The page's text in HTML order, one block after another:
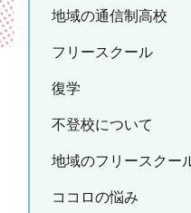
地域の通信制高校
フリースクール
復学
不登校について
地域のフリースクー
ココロの悩み